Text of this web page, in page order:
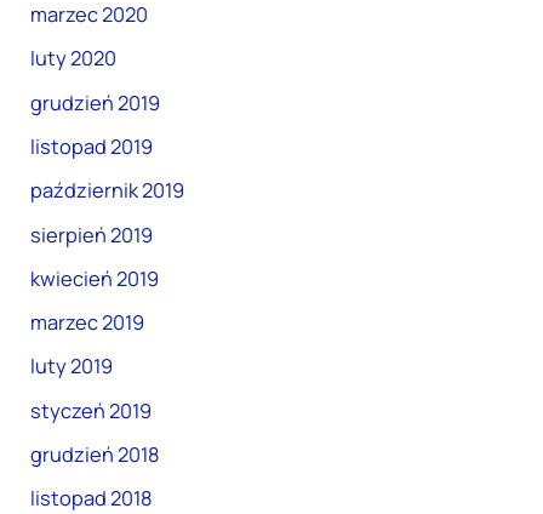
marzec 2020
luty 2020
grudzień 2019
listopad 2019
październik 2019
sierpień 2019
kwiecień 2019
marzec 2019
luty 2019
styczeń 2019
grudzień 2018
listopad 2018